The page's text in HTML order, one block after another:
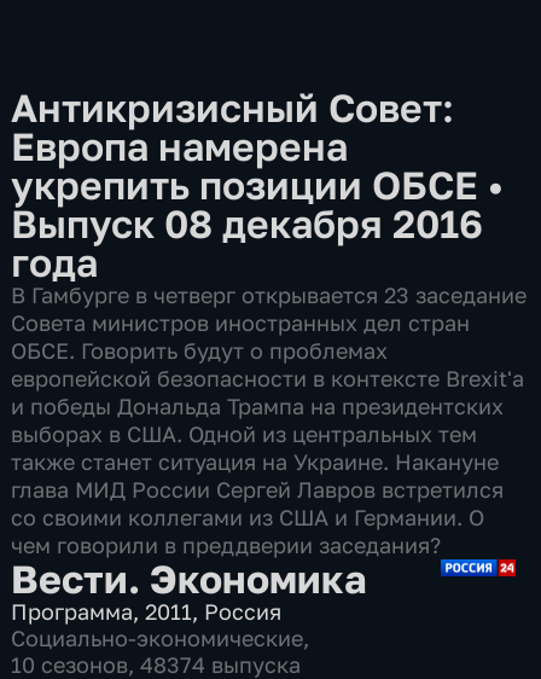
Антикризисный Совет:
Европа намерена
укрепить позиции ОБСЕ •
Выпуск 08 декабря 2016
года
В Гамбурге в четверг открывается 23 заседание
Совета министров иностранных дел стран
ОБСЕ. Говорить будут о проблемах
европейской безопасности в контексте Brexit'а
и победы Дональда Трампа на президентских
выборах в США. Одной из центральных тем
также станет ситуация на Украине. Накануне
глава МИД России Сергей Лавров встретился
со своими коллегами из США и Германии. О
чем говорили в преддверии заседания?
Вести. Экономика
Программа,2011, Россия
Социально-экономические,
10 сезонов, 48374 выпуска